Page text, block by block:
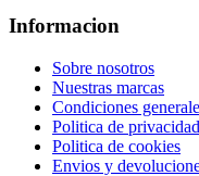
Informacion
Sobre nosotros
Nuestras marcas
Condiciones
Politica de privacidad
Politica de cookies
Envios y